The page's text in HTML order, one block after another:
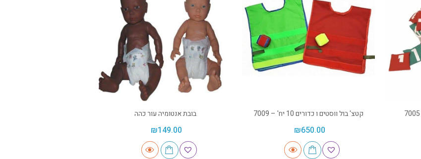
קטצ' בול ווסטים ו כדורים 10 יח' – 7009
₪650.00
בובת אנטומיה עור כהה
₪149.00